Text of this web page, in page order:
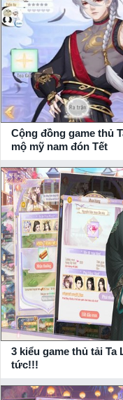
thể phát triển kinh
những thương gia
truyền thuyết trong
của cả 1 quốc gia.
Hệ thống phó bản đa
đại như xà phòng,
bán. Người chơi còn
thương lượng, giành
tăng cao cấp bậc thân
Mang trong mình yếu
trang phục diễm lệ
Cộng đồng game thủ
mộ mỹ nam đón Tết
3 kiểu game thủ tải Ta
tức!!!